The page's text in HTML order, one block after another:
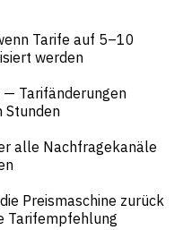
Tarife auf 5–10
werden
Tarifänderungen
Stunden
alle Nachfragekanäle
Preismaschine zurück
Tarifempfehlung